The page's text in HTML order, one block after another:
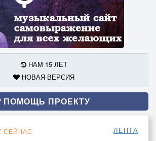
НАМ 15 ЛЕТ
НОВАЯ ВЕРСИЯ
ПОМОЩЬ ПРОЕКТУ
СЕЙЧАС ЛЕНТА